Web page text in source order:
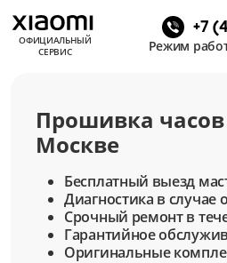
ОФИЦИАЛЬНЫЙ
СЕРВИС
+7
Режим
Прошивка
Москве
Бесплатный выезд
Диагностика в случае
Срочный ремонт в
Гарантийное
Оригинальные